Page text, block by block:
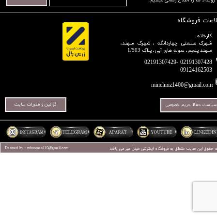
فروشگاه
کارخانه :
شهرک صنعتی چهاردانگه ، شهرک سهند،
سهند پنجم، سوله های آبی، پلاک 1/503
02191307428 -02191307429
09124162503​​​​​​​​​​​​​​​​​​​​​
minelmiz1400@gmail.com
سیاست حفظ حریم خصوصی قوانین و مقررات سایت
حقوق این سایت متعلق به فروشگاه اینترنتی مینل میز می باشد Desined by : mhooman110@gmail.com